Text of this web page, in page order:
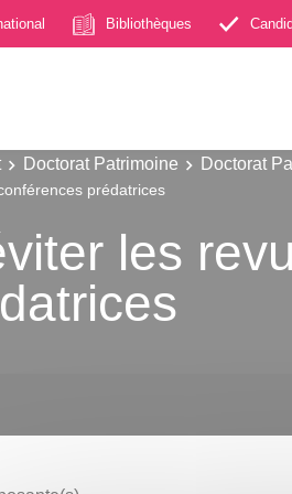
Bibliothèques
Doctorat Patrimoine Doctorat
prédatrices
les